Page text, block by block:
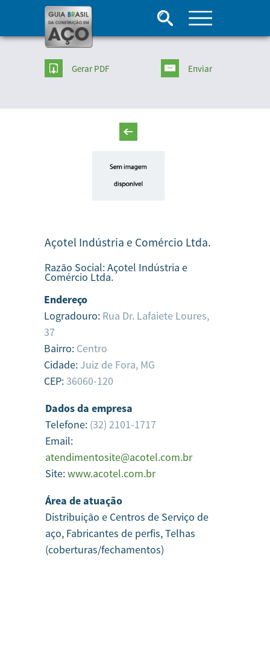
Gerar PDF Enviar
Açotel Indústria e Comércio Ltda.
Razão Social:Açotel Indústria e
Comércio Ltda.
Endereço
Logradouro: Rua Dr. Lafaiete Loures,
37
Bairro: Centro
Cidade: Juiz de Fora, MG
CEP:36060-120
Dados da empresa
Telefone: (32) 2101-1717
Email:
atendimentosite@acotel.com.br
Site:www.acotel.com.br
Área de atuação
Distribuição e Centros de Serviço de
aço, Fabricantes de perfis, Telhas
(coberturas/fechamentos)